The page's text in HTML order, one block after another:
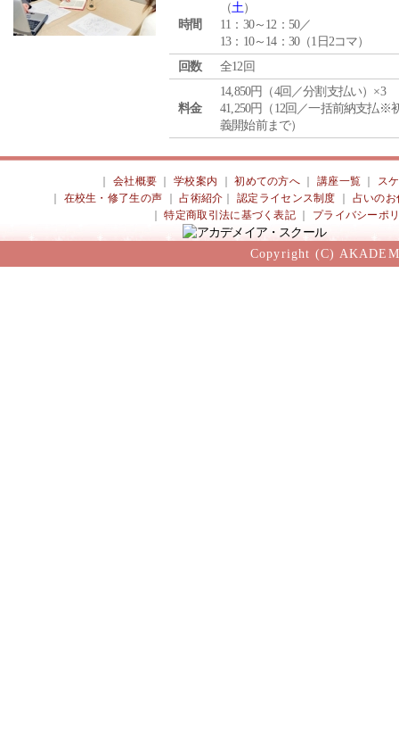
時間
（土）
11：30～12：50／
13：10～14：30（1日2コマ）
回数
全12回
料金
14,850円（4回／分割支払い）×3
41,250円（12回／一括前納支払※
義開始前まで）
会社概要 ｜学校案内 ｜初めての方へ 講座一覧
ス
在校生・修了生の声 ｜占術紹介 ｜認定ライセンス制度
占いのお
｜特定商取引法に基づく表記 プライバシーポ
Copyright (C)